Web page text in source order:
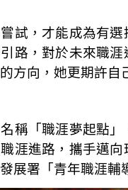
嘗試，才能成為有
路，對於未來職
方向，她更期許
稱「職涯夢起點
涯進路，攜手邁
展署「青年職涯輔